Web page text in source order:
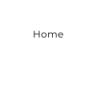
Home